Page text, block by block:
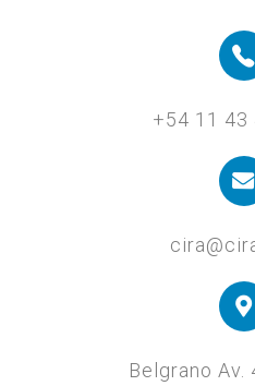
+54 11 43
Belgrano Av.